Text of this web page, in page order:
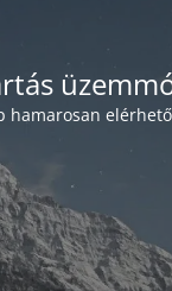
hamarosan